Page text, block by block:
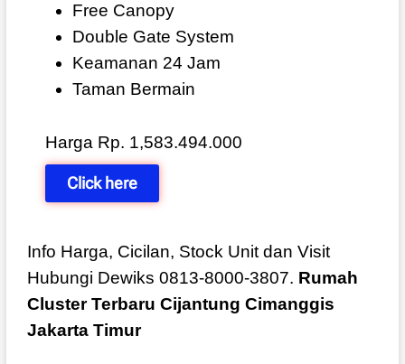
Free Canopy
Double Gate System
Keamanan 24 Jam
Taman Bermain
Harga Rp. 1,583.494.000
Click here
Info Harga, Cicilan, Stock Unit dan Visit
Hubungi Dewiks 0813-8000-3807. Rumah
Cluster Terbaru Cijantung Cimanggis
Jakarta Timur